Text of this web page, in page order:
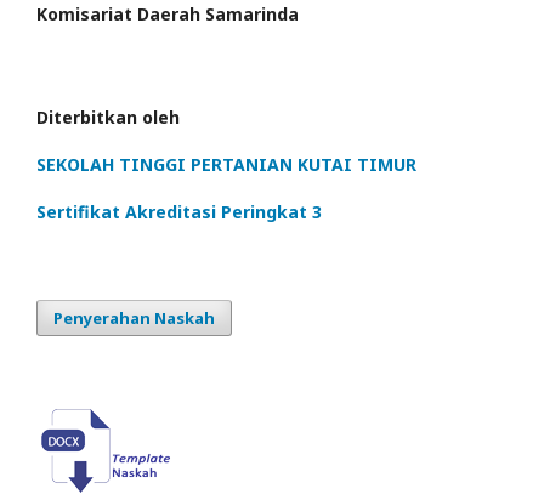
Komisariat Daerah Samarinda
Diterbitkan oleh
SEKOLAH TINGGI PERTANIAN KUTAI TIMUR
Sertifikat Akreditasi Peringkat 3
Penyerahan Naskah